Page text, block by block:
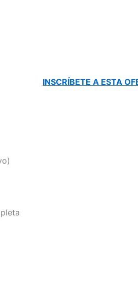
INSCRÍBETE A ESTA